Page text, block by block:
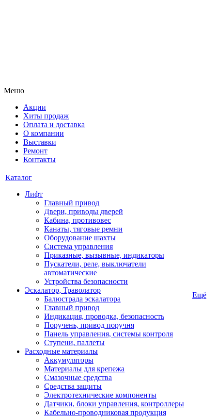
Меню
Акции
Хиты продаж
Оплата и доставка
О компании
Выставки
Ремонт
Контакты
Каталог
Лифт
Главный привод
Двери, приводы дверей
Кабина, противовес
Канаты, тяговые ремни
Оборудование шахты
Система управления
Приказные, вызывные, индикаторы
Пускатели, реле, выключатели
автоматические
Устройства безопасности
Эскалатор, Траволатор
Балюстрада эскалатора
Главный привод
Индикация, проводка, безопасность
Поручень, привод поручня
Панель управления, системы контроля
Ступени, паллеты
Расходные материалы
Аккумуляторы
Материалы для крепежа
Смазочные средства
Средства защиты
Электротехнические компоненты
Датчики, блоки управления, контроллеры
Кабельно-проводниковая продукция
Ещё